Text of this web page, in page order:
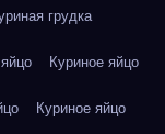
грудка
Куриное яйцо
Куриное яйцо